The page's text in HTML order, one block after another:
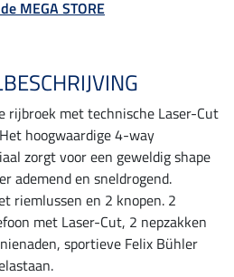
MEGA STORE
rijbroek met technische Laser-Cut
hoogwaardige 4-way
zorgt voor een geweldig shape
ademend en sneldrogend.
riemlussen en 2 knopen. 2
met Laser-Cut, 2 nepzakken
sportieve Felix Bühler